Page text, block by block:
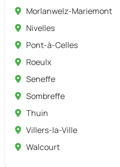
Morlanwelz-Mariemont
Nivelles
Pont-à-Celles
Roeulx
Seneffe
Sombreffe
Thuin
Villers-la-Ville
Walcourt